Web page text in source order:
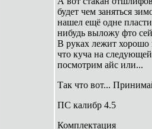
будет чем заняться
нашел ещё одне
нибудь выложу фто
В руках лежит хорошо
что куча на
посмотрим айс или...
Так что вот...
ПС калибр 4.5
Комплектация